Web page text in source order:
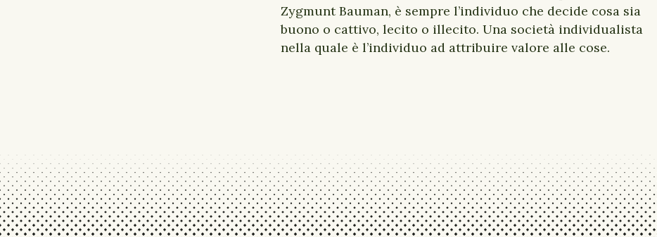
Zygmunt Bauman, è sempre l’individuo che decide cosa sia
buono o cattivo, lecito o illecito. Una società individualista
nella quale è l’individuo ad attribuire valore alle cose.